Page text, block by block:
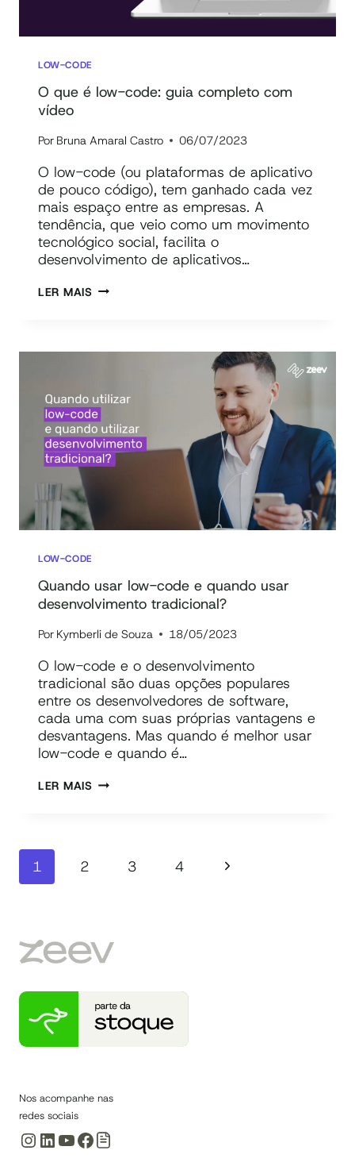
LOW-CODE
O que é low-code: guia completo com
vídeo
Por Bruna Amaral Castro 06/07/2023
O low-code (ou plataformas de aplicativo
de pouco código), tem ganhado cada vez
mais espaço entre as empresas. A
tendência, que veio como um movimento
tecnológico social, facilita o
desenvolvimento de aplicativos…
LER MAISO
COMPLETO
COM
VÍDEO
LOW-CODE
Quando usar low-code e quando usar
desenvolvimento tradicional?
Por Kymberli de Souza 18/05/2023
O low-code e o desenvolvimento
tradicional são duas opções populares
entre os desenvolvedores de software,
cada uma com suas próprias vantagens e
desvantagens. Mas quando é melhor usar
low-code e quando é…
LER MAISQUANDO
QUANDO
Navegação
da
1 2 3 4
Página
Nos acompanhe nas
redes sociais
Instagram
LinkedIn
Youtube
Facebook